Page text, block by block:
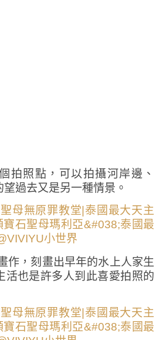
拍照點，可以拍攝河岸邊、
過去又是另一種情景。
作，刻畫出早年的水上人家生
活也是許多人到此喜愛拍照的